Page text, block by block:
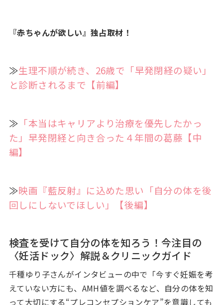
『赤ちゃんが欲しい』独占取材！
≫生理不順が続き、26歳で「早発閉経の疑い」
と診断されるまで【前編】
≫ 「本当はキャリアより治療を優先したかっ
た」早発閉経と向き合った４年間の葛藤【中
編】
≫映画『藍反射』に込めた思い「自分の体を後
回しにしないでほしい」【後編】
検査を受けて自分の体を知ろう！今注目の
〈妊活ドック〉解説＆クリニックガイド
千種ゆり子さんがインタビューの中で「今すぐ妊娠を考
えていない方にも、AMH値を調べるなど、自分の体を知
って大切にする“プレコンセプションケア”を意識しても